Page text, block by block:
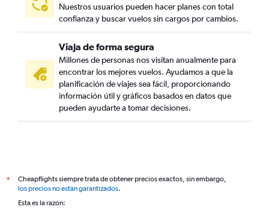
Nuestros usuarios pueden hacer planes con total
confianza y buscar vuelos sin cargos por cambios.
Viaja de forma segura
Millones de personas nos visitan anualmente para
encontrar los mejores vuelos. Ayudamos a que la
planificación de viajes sea fácil, proporcionando
información útil y gráficos basados en datos que
pueden ayudarte a tomar decisiones.
*
Cheapflights siempre trata de obtener precios exactos, sin embargo,
los precios no están garantizados.
Esta es la razón: